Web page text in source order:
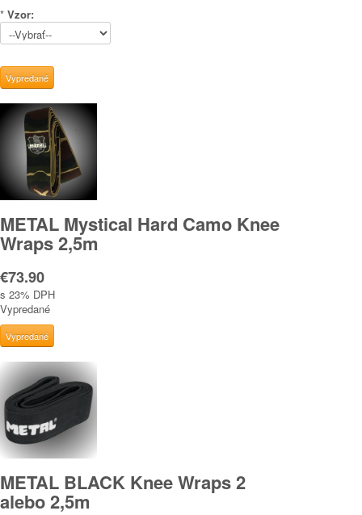
* Vzor:
METAL Mystical Hard Camo Knee
Wraps 2,5m
€73.90
s 23% DPH
Vypredané
METAL BLACK Knee Wraps 2
alebo 2,5m